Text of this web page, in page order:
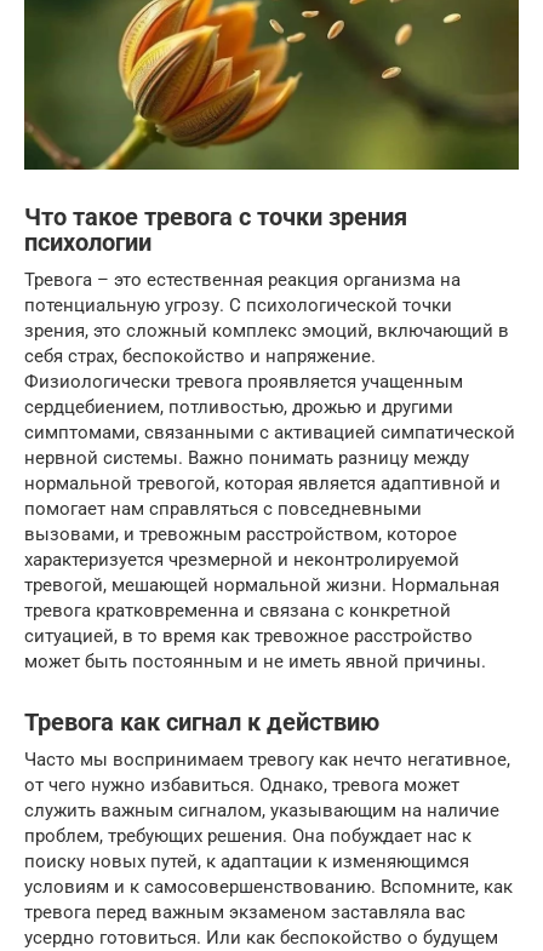
Что такое тревога с точки зрения
психологии
Тревога – это естественная реакция организма на
потенциальную угрозу. С психологической точки
зрения, это сложный комплекс эмоций, включающий в
себя страх, беспокойство и напряжение.
Физиологически тревога проявляется учащенным
сердцебиением, потливостью, дрожью и другими
симптомами, связанными с активацией симпатической
нервной системы. Важно понимать разницу между
нормальной тревогой, которая является адаптивной и
помогает нам справляться с повседневными
вызовами, и тревожным расстройством, которое
характеризуется чрезмерной и неконтролируемой
тревогой, мешающей нормальной жизни. Нормальная
тревога кратковременна и связана с конкретной
ситуацией, в то время как тревожное расстройство
может быть постоянным и не иметь явной причины.
Тревога как сигнал к действию
Часто мы воспринимаем тревогу как нечто негативное,
от чего нужно избавиться. Однако, тревога может
служить важным сигналом, указывающим на наличие
проблем, требующих решения. Она побуждает нас к
поиску новых путей, к адаптации к изменяющимся
условиям и к самосовершенствованию. Вспомните, как
тревога перед важным экзаменом заставляла вас
усердно готовиться. Или как беспокойство о будущем